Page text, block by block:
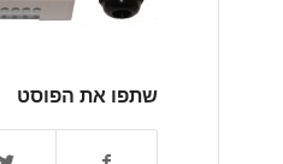
שתפו את הפוסט